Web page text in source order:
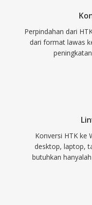
diintegrasikan ke
FFmpeg, dan
juga mendukung
tag APEv2, cue
ReplayGain,
Perpindahan dari
dari format lawas
Konversi HTK ke
desktop, laptop,
butuhkan